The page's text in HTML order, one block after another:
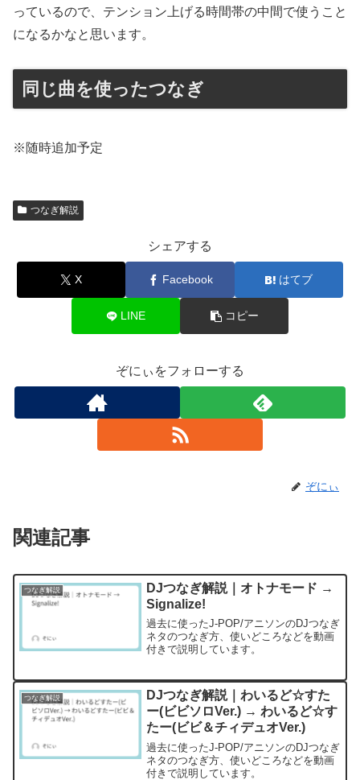
っているので、テンション上げる時間帯の中間で使うこと
になるかなと思います。
同じ曲を使ったつなぎ
※随時追加予定
つなぎ解説
シェアする
X Facebook はてブ
LINE コピー
ぞにぃをフォローする
ぞにぃ
関連記事
つなぎ解説
DJつなぎ解説｜オトナモード →
Signalize!
過去に使ったJ-POP/アニソンのDJつなぎ
ネタのつなぎ方、使いどころなどを動画
付きで説明しています。
つなぎ解説
DJつなぎ解説｜わいるど☆すた
ー(ビビソロVer.) → わいるど☆す
たー(ビビ＆チィデュオVer.)
過去に使ったJ-POP/アニソンのDJつなぎ
ネタのつなぎ方、使いどころなどを動画
付きで説明しています。